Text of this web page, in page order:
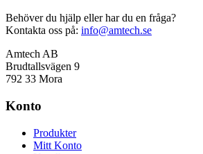
Behöver du hjälp eller har du en fråga?
Kontakta oss på: info@amtech.se
Amtech AB
Brudtallsvägen 9
792 33 Mora
Konto
Produkter
Mitt Konto